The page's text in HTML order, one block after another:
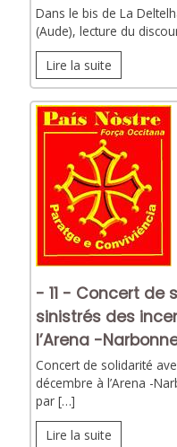
Dans le bis de La
(Aude), lecture du
Lire la suite
- 11 - Concert de
sinistrés des
l’Arena -
Concert de solidarité
décembre à l’Arena -
par […]
Lire la suite